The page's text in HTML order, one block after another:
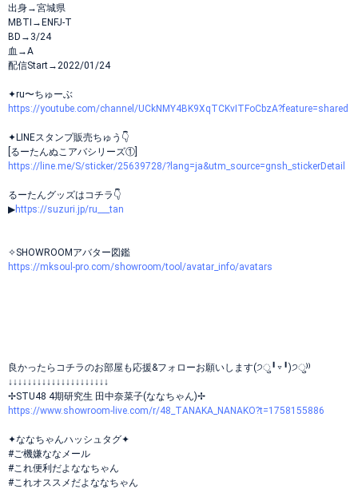
出身→宮城県
MBTI→ENFJ-T
BD→3/24
血→A
配信Start→2022/01/24
✦ru〜ちゅーぶ
https://youtube.com/channel/UCkNMY4BK9XqTCKvITFoCbzA?feature=shared
✦LINEスタンプ販売ちゅう👇
[るーたんぬこアバシリーズ①]
https://line.me/S/sticker/25639728/?lang=ja&utm_source=gnsh_stickerDetail
るーたんグッズはコチラ👇
▶https://suzuri.jp/ru___tan
✧SHOWROOMアバター図鑑
https://mksoul-pro.com/showroom/tool/avatar_info/avatars
良かったらコチラのお部屋も応援&フォローお願いします(੭ु╹▿╹)੭ु⁾⁾
↓↓↓↓↓↓↓↓↓↓↓↓↓↓↓↓↓↓↓↓↓
✢STU48 4期研究生 田中奈菜子(ななちゃん)✢
https://www.showroom-live.com/r/48_TANAKA_NANAKO?t=1758155886
✦ななちゃんハッシュタグ✦
#ご機嫌ななメール
#これ便利だよななちゃん
#これオススメだよななちゃん